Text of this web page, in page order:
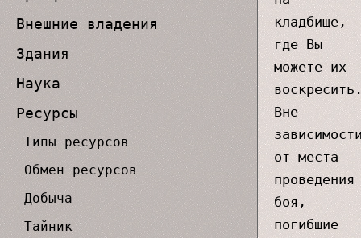
Внешние владения
Здания
Наука
Ресурсы
Типы ресурсов
Обмен ресурсов
Добыча
Тайник
кладбище,
где Вы
можете их
Вне
от места
проведения
боя,
погибшие